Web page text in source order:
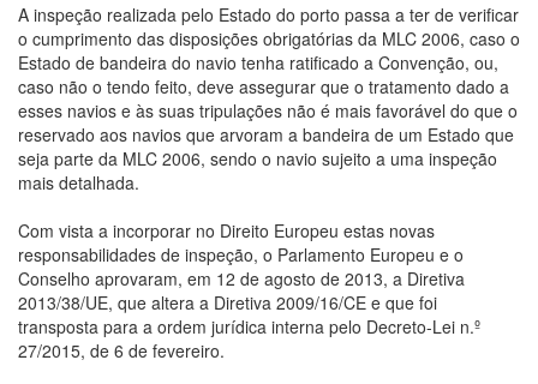
A inspeção realizada pelo Estado do porto passa a ter de verificar
o cumprimento das disposições obrigatórias da MLC 2006, caso o
Estado de bandeira do navio tenha ratificado a Convenção, ou,
caso não o tendo feito, deve assegurar que o tratamento dado a
esses navios e às suas tripulações não é mais favorável do que o
reservado aos navios que arvoram a bandeira de um Estado que
seja parte da MLC 2006, sendo o navio sujeito a uma inspeção
mais detalhada.
Com vista a incorporar no Direito Europeu estas novas
responsabilidades de inspeção, o Parlamento Europeu e o
Conselho aprovaram, em 12 de agosto de 2013, a Diretiva
2013/38/UE, que altera a Diretiva 2009/16/CE e que foi
transposta para a ordem jurídica interna pelo Decreto-Lei n.º
27/2015, de 6 de fevereiro.